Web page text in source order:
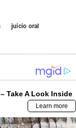
juicio oral